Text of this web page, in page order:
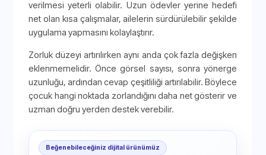
verilmesi yeterli olabilir. Uzun ödevler yerine hedefi
net olan kısa çalışmalar, ailelerin sürdürülebilir şekilde
uygulama yapmasını kolaylaştırır.
Zorluk düzeyi artırılırken aynı anda çok fazla değişken
eklenmemelidir. Önce görsel sayısı, sonra yönerge
uzunluğu, ardından cevap çeşitliliği artırılabilir. Böylece
çocuk hangi noktada zorlandığını daha net gösterir ve
uzman doğru yerden destek verebilir.
Beğenebileceğiniz dijital ürünümüz